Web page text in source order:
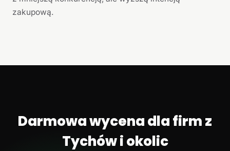
zakupową.
Darmowa wycena dla firm z
Tychów i okolic